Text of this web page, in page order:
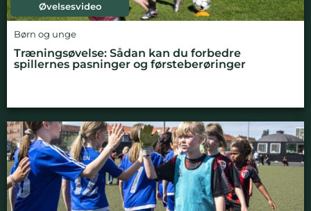
Øvelsesvideo
Børn og unge
Træningsøvelse: Sådan kan du forbedre
spillernes pasninger og førsteberøringer